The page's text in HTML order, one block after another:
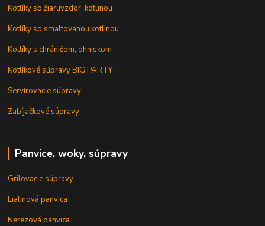
Kotlíky so žiaruvzdor. kotlinou
Kotlíky so smaltovanou kotlinou
Kotlíky s chráničom, ohniskom
Kotlíkové súpravy BIG PARTY
Servírovacie súpravy
Zabíjačkové súpravy
Panvice, woky, súpravy
Grilovacie súpravy
Liatinová panvica
Nerezová panvica